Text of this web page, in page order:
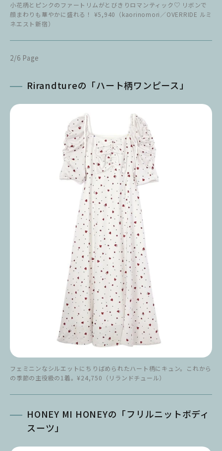
小花柄とピンクのファートリムがとびきりロマンティック♡ リボンで
顔まわりも華やかに盛れる！ ¥5,940（kaorinomori／OVERRIDE ルミ
ネエスト新宿）
2/6 Page
Rirandtureの「ハート柄ワンピース」
フェミニンなシルエットにちりばめられたハート柄にキュン。これから
の季節の主役級の1着。¥24,750（リランドチュール）
HONEY MI HONEYの「フリルニットボディ
スーツ」